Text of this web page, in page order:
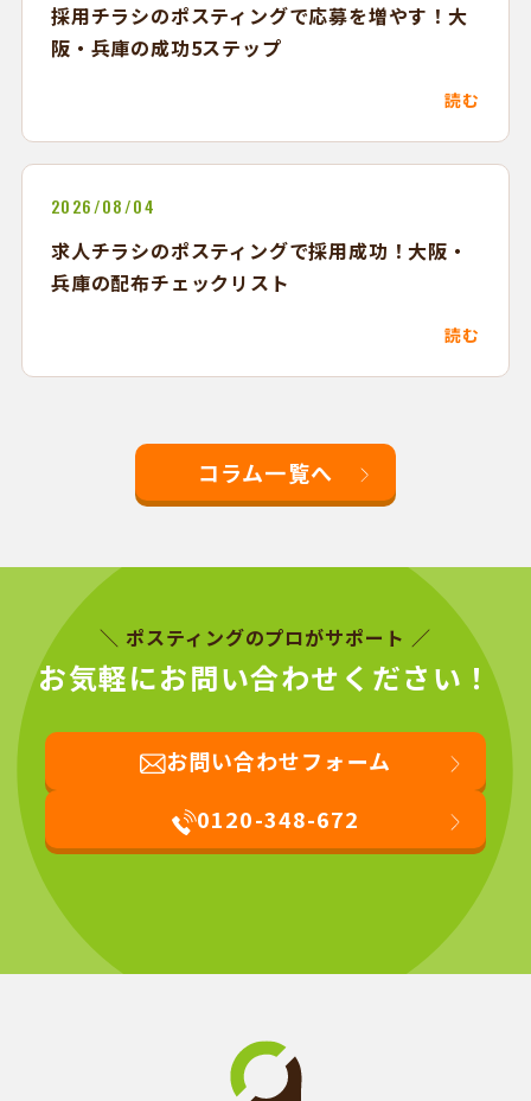
採用チラシのポスティングで応募を増やす！大
阪・兵庫の成功5ステップ
読む
2026/08/04
求人チラシのポスティングで採用成功！大阪・
兵庫の配布チェックリスト
読む
コラム一覧へ
＼ ポスティングのプロがサポート ／
お気軽にお問い合わせください！
お問い合わせフォーム
0120-348-672